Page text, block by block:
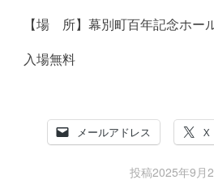
【場 所】幕別町百年記念ホ
入場無料
メールアドレス X
投稿2025年9月